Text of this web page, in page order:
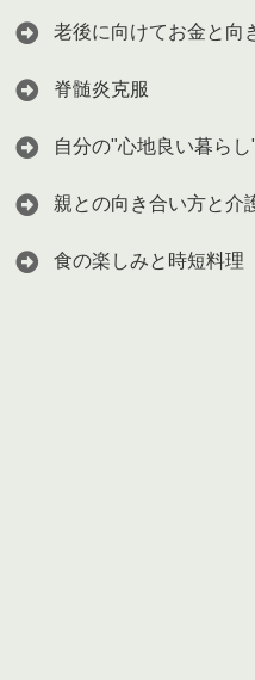
老後に向けてお金と向
脊髄炎克服
自分の"心地良い暮ら
親との向き合い方と介
食の楽しみと時短料理